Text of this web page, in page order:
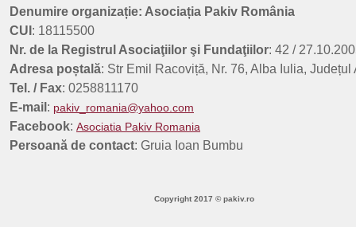
Rezultate finale concurs planuri de afaceri - 312197 - Sesiunea a 3-a
Data: 18.09.2025 În urma evaluării planurilor de afaceri depuse în c [...]
Denumire organizație: Asociația Pakiv România
CUI : 18115500
Nr. de la Registrul Asociaţiilor şi Fundaţiilor: 42 /
Adresa poștală: Str Emil Racoviță, Nr. 76, Alba Iulia, Județul
Tel. / Fax: 0258811170
E-mail : pakiv_romania@yahoo.com
Facebook: Asociatia Pakiv Romania
Persoană de contact: Gruia Ioan Bumbu
Copyright 2017 © pakiv.ro